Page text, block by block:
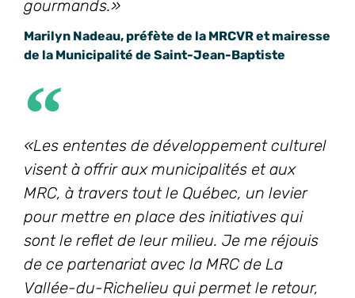
gourmands.»
Marilyn Nadeau, préfète de la MRCVR et mairesse
de la Municipalité de Saint-Jean-Baptiste
«Les ententes de développement culturel
visent à offrir aux municipalités et aux
MRC, à travers tout le Québec, un levier
pour mettre en place des initiatives qui
sont le reflet de leur milieu. Je me réjouis
de ce partenariat avec la MRC de La
Vallée-du-Richelieu qui permet le retour,